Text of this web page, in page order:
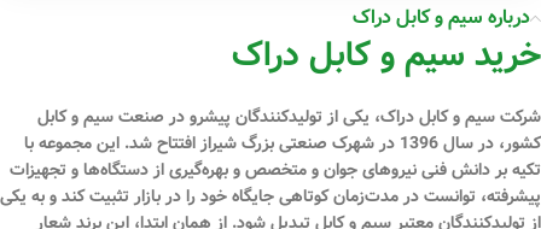
درباره سیم و کابل دراک
خرید سیم و کابل دراک
شرکت سیم و کابل دراک، یکی از تولیدکنندگان پیشرو در صنعت سیم و کابل
کشور، در سال 1396 در شهرک صنعتی بزرگ شیراز افتتاح شد. این مجموعه با
تکیه بر دانش فنی نیروهای جوان و متخصص و بهره‌گیری از دستگاه‌ها و تجهیزات
پیشرفته، توانست در مدت‌زمان کوتاهی جایگاه خود را در بازار تثبیت کند و به یکی
از تولیدکنندگان معتبر سیم و کابل تبدیل شود. از همان ابتدا، این برند شعار